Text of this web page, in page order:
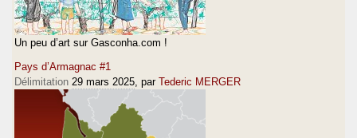
Un peu d’art sur Gasconha.com !
Pays d’Armagnac #1
Délimitation 29 mars 2025, par Tederic MERGER